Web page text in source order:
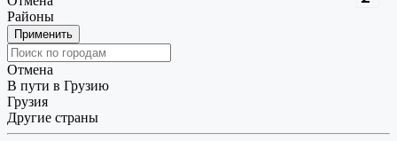
Районы
Применить
Отмена
В пути в Грузию
Грузия
Другие страны